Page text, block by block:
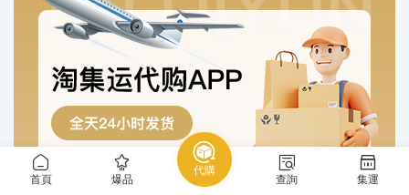
首頁 爆品
代購
查詢 集運